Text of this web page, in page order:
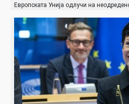
Европската Унија одлучи на